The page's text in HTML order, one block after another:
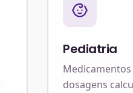
Pediatria
dosagens